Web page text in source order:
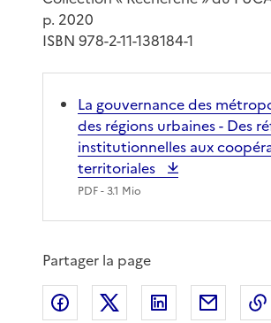
p. 2020
ISBN 978-2-11-138184-1
La gouvernance des
des régions urbaines - Des
institutionnelles aux
territoriales
PDF- 3.1 Mio
Partager la page
Partager sur Facebook
Partager sur XPartager sur